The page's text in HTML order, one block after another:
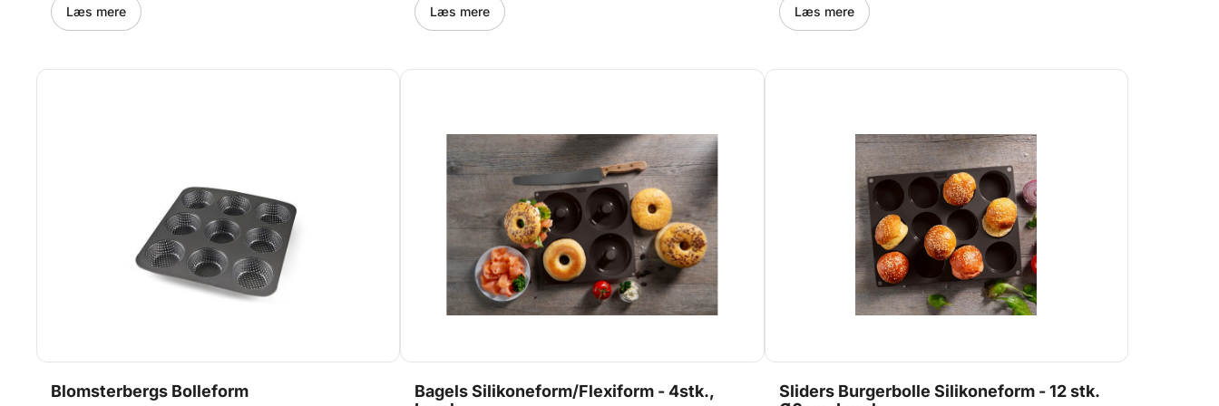
form. Det færdige brød måler ca. Ø10 x h3cm. Lavet af
100% platinsilikone. Lurch yder 15 års garanti på
Læs mere
gøre formen mere stiv, og lettere at flytte. Se mere HER
Denne form har følgende mål: Ø 103 h 20 mm Volume: 3
Læs mere Læs mere
Blomsterbergs Bolleform
Bagels Silikoneform/Flexiform - 4stk.,
Sliders Burgerbolle Silikoneform - 12 stk.